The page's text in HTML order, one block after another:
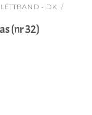
- DK /
(nr 32)